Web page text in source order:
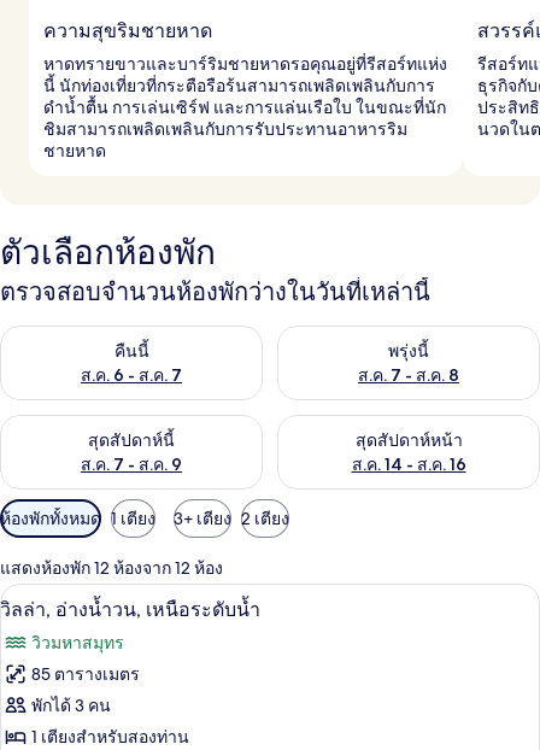
ความสุขริมชายหาด
หาดทรายขาวและบาร์ริมชายหาดรอคุณอยู่ที่รีสอร์ทแห่ง
นี้ นักท่องเที่ยวที่กระตือรือร้นสามารถเพลิดเพลินกับการ
ดำน้ำตื้น การเล่นเซิร์ฟ และการแล่นเรือใบ ในขณะที่นัก
ชิมสามารถเพลิดเพลินกับการรับประทานอาหารริม
ชายหาด
สวรรค์
รีสอร์ท
ธุรกิจกั
ประสิท
นวดใน
ตัวเลือกห้องพัก
ตรวจสอบจำนวนห้องพักว่างในวันที่เหล่านี้
คืนนี้
ส.ค. 6 - ส.ค. 7
ตรวจสอบจำนวนห้องพักว่างในคืนนี้ ส.ค. 6 - ส.ค. 7พรุ่งนี้
ส.ค. 7 - ส.ค. 8
ตรวจสอบจำนวนห้องพักว่างใน
สุดสัปดาห์นี้
ส.ค. 7 - ส.ค. 9
ตรวจสอบจำนวนห้องพักว่างในสุดสัปดาห์นี้ ส.ค. 7 - ส.ค. 9
สุดสัปดาห์หน้า
ส.ค. 14 - ส.ค. 16
ตรวจสอบจำนวนห้องพักว่างใน
ตัว
กรอง
ที่
มี
ให้
สำหรับ
ห้อง
พัก
ห้องพักทั้งหมด 1 เตียง 3+ เตียง 2 เตียง
แสดงห้องพัก 12 ห้องจาก 12 ห้อง
เปิด
ภาพถ่าย
ทั้งหมด
ของ
วิลล่า,
วิลล่า, อ่างน้ำวน, เหนือระดับน้ำ | วิวทะ
13
วิลล่า, อ่างน้ำวน, เหนือระดับน้ำ
วิวมหาสมุทร
85 ตารางเมตร
พักได้ 3 คน
1 เตียงสำหรับสองท่าน